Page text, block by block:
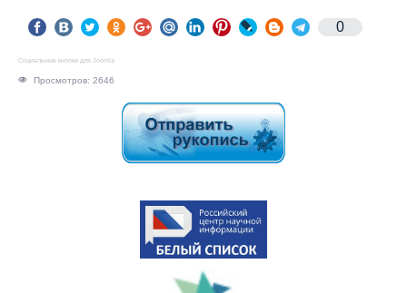
0
Социальные кнопки для Joomla
Просмотров: 2646